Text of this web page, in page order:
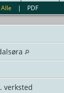
Alle | PDF
verksted